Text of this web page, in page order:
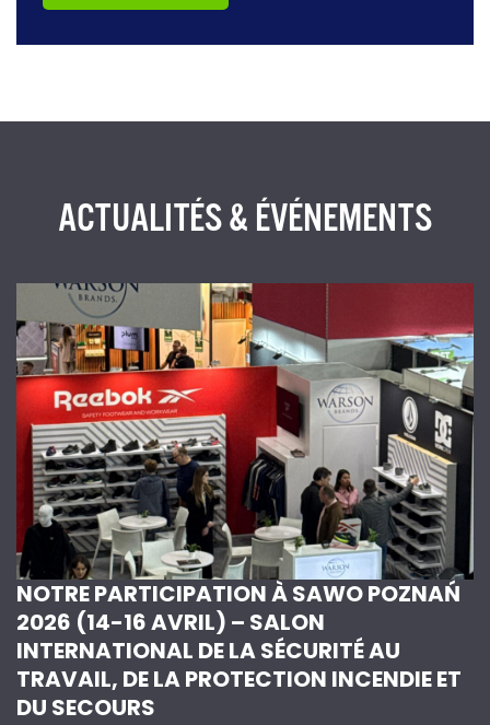
ACTUALITÉS & ÉVÉNEMENTS
NOTRE PARTICIPATION À SAWO POZNAŃ
2026 (14-16 AVRIL) – SALON
INTERNATIONAL DE LA SÉCURITÉ AU
TRAVAIL, DE LA PROTECTION INCENDIE ET
DU SECOURS